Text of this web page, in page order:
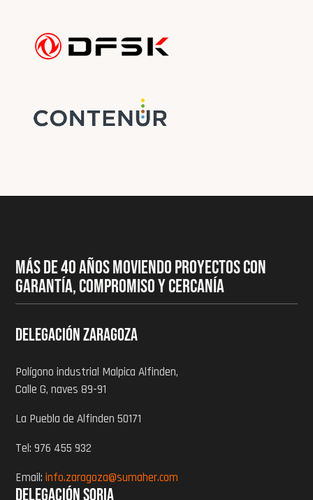
MÁS DE 40 AÑOS MOVIENDO PROYECTOS CON
GARANTÍA, COMPROMISO Y CERCANÍA
Delegación zaragoza
Polígono industrial Malpica Alfinden,
Calle G, naves 89-91
La Puebla de Alfinden 50171
Tel: 976 455 932
Email:info.zaragoza@sumaher.com